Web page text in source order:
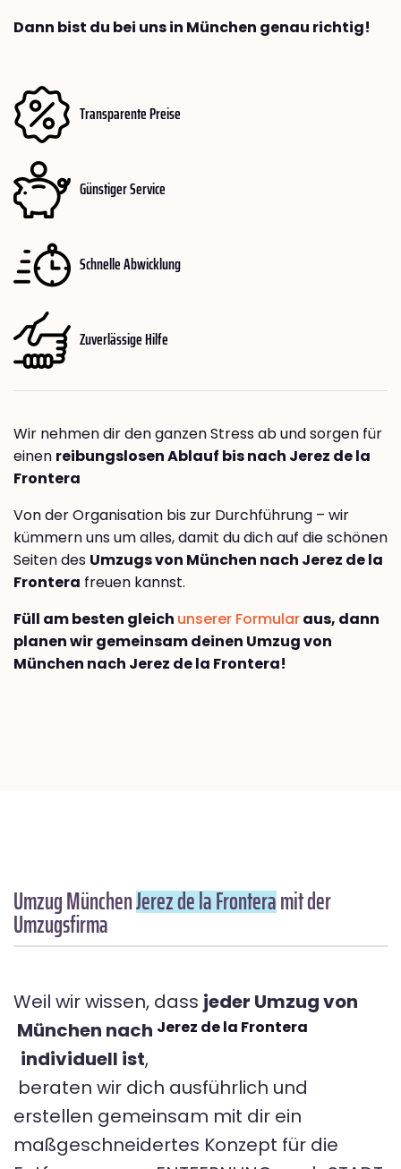
Dann bist du bei uns in München genau richtig!
Transparente Preise
Günstiger Service
Schnelle Abwicklung
Zuverlässige Hilfe
Wir nehmen dir den ganzen Stress ab und sorgen für
einen reibungslosen Ablauf bis nach Jerez de la
Frontera
Von der Organisation bis zur Durchführung – wir
kümmern uns um alles, damit du dich auf die schönen
Seiten des Umzugs von München nach Jerez de la
Frontera freuen kannst.
Füll am besten gleich unserer Formularaus, dann
planen wir gemeinsam deinen Umzug von
München nach Jerez de la Frontera!
Umzug MünchenJerez de la Fronteramit der
Umzugsfirma
Weil wir wissen, dass jeder Umzug von
München nach Jerez de la Frontera
individuell ist,
beraten wir dich ausführlich und
erstellen gemeinsam mit dir ein
maßgeschneidertes Konzept für die